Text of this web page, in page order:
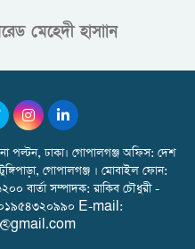
মেহেদী হাসাান
পল্টন, ঢাকা। গোপালগঞ্জ অফিস: দেশ
গোপালগঞ্জ । মোবাইল ফোন:
বার্তা সম্পাদক: রাকিব চৌধুরী -
০১৯৫৪৩২০৯৯০ E-mail: